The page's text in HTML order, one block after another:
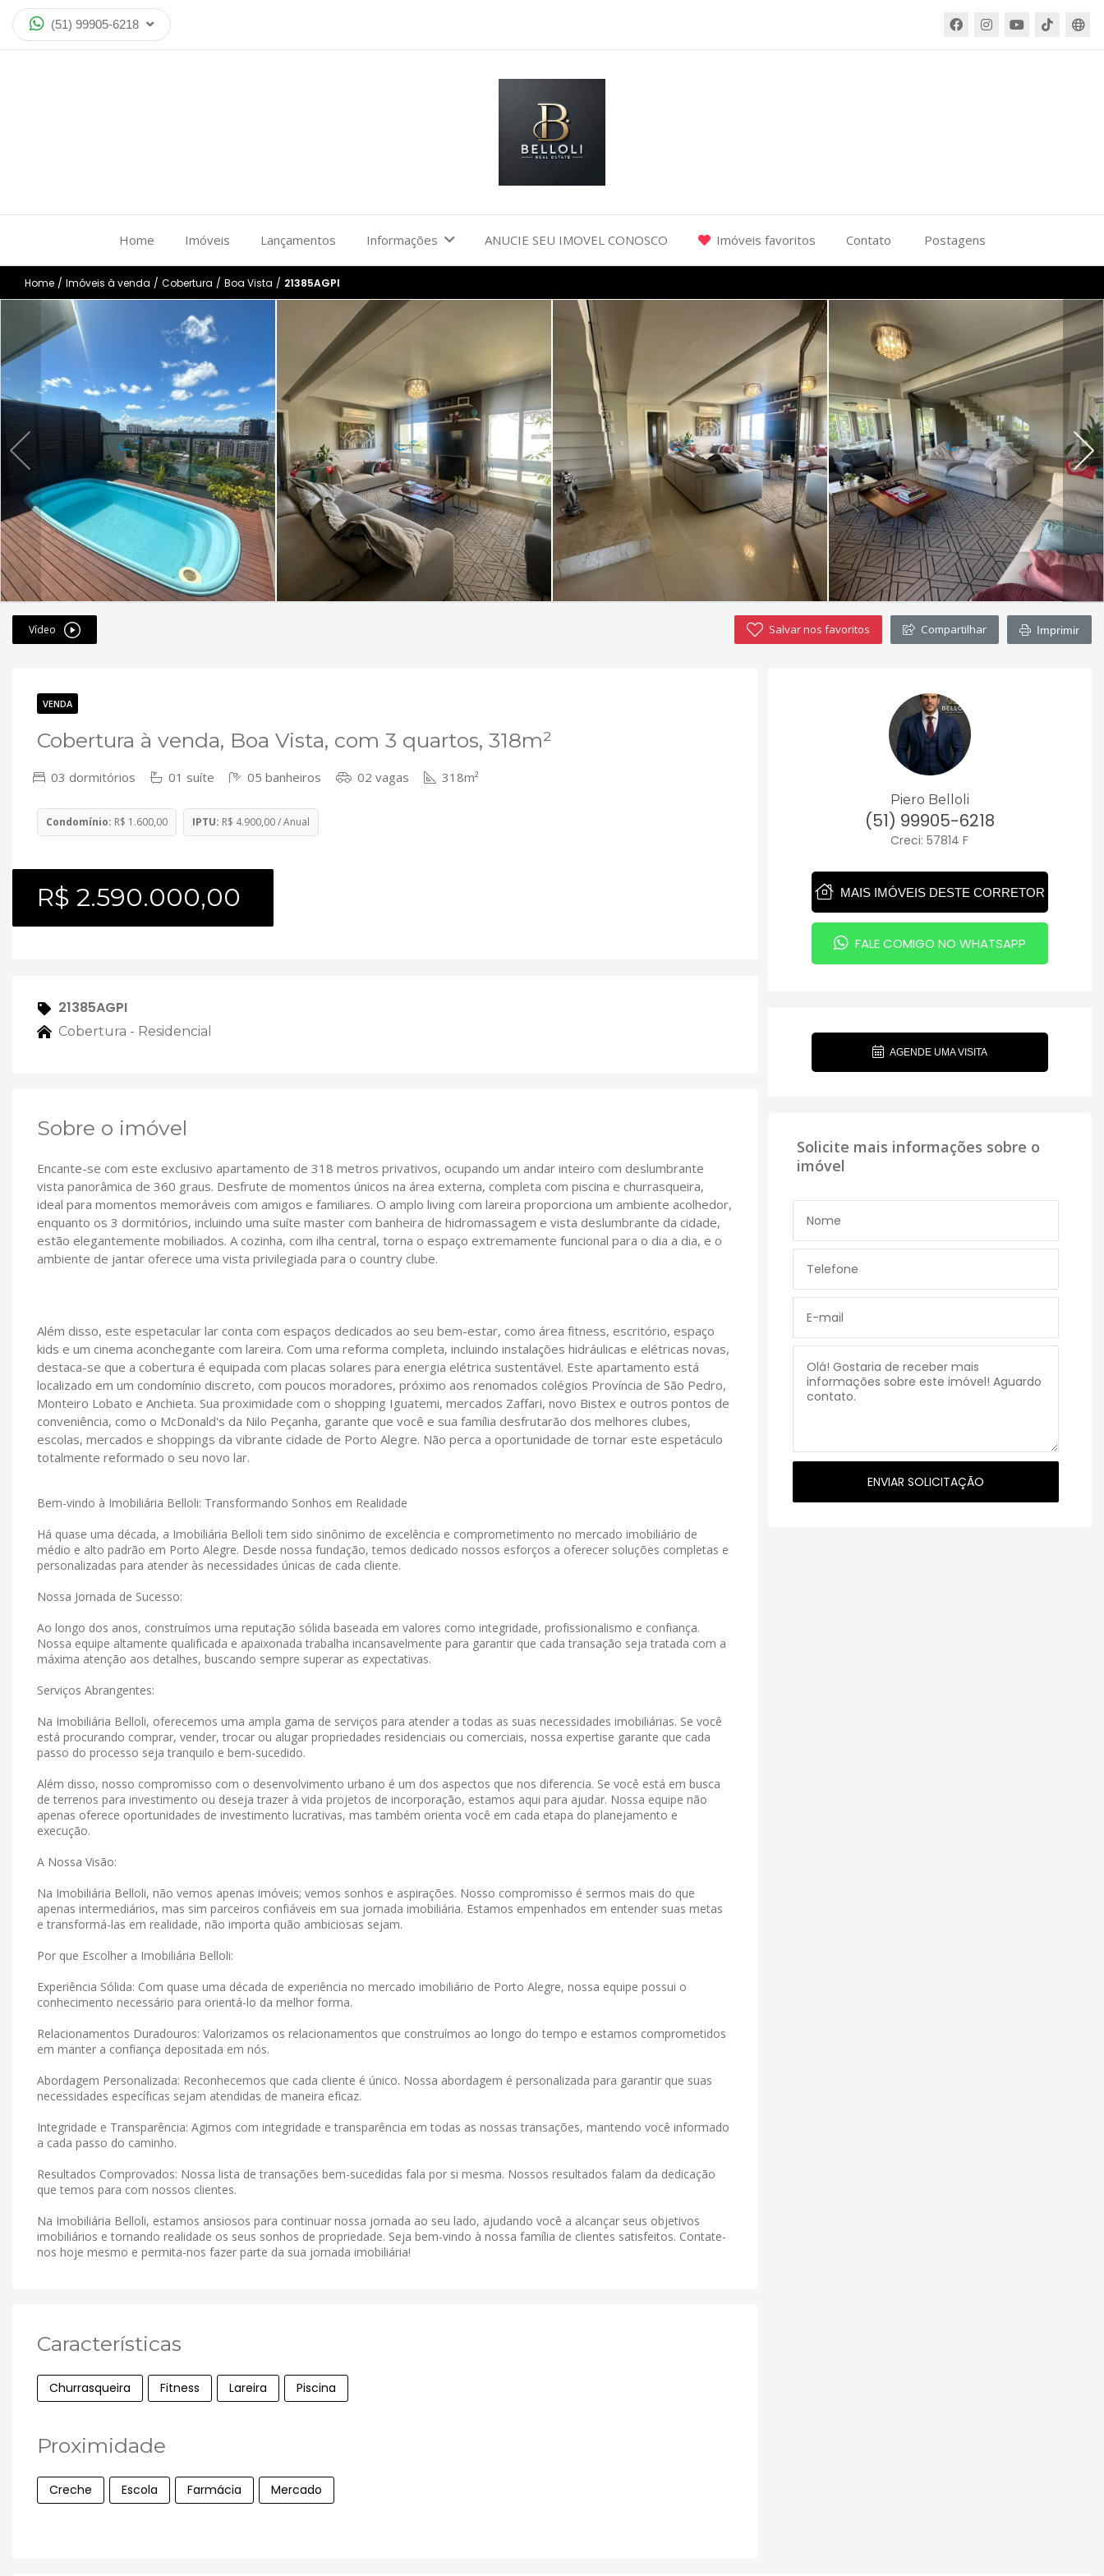
(51) 99905-6218
Home Imóveis Lançamentos Informações ANUCIE SEU IMOVEL CONOSCO Imóveis favoritos Contato Postagens
Home / Imóveis à venda / Cobertura / Boa Vista / 21385AGPI
Vídeo Salvar nos favoritos Compartilhar Imprimir
VENDA
Cobertura à venda, Boa Vista, com 3 quartos, 318m²
03 dormitórios 01 suíte 05 banheiros 02 vagas 318m²
Condomínio: R$ 1.600,00 IPTU: R$ 4.900,00 / Anual
R$ 2.590.000,00
21385AGPI
Cobertura - Residencial
Sobre o imóvel
Encante-se com este exclusivo apartamento de 318 metros privativos, ocupando um andar inteiro com deslumbrante
vista panorâmica de 360 graus. Desfrute de momentos únicos na área externa, completa com piscina e churrasqueira,
ideal para momentos memoráveis com amigos e familiares. O amplo living com lareira proporciona um ambiente acolhedor,
enquanto os 3 dormitórios, incluindo uma suíte master com banheira de hidromassagem e vista deslumbrante da cidade,
estão elegantemente mobiliados. A cozinha, com ilha central, torna o espaço extremamente funcional para o dia a dia, e o
ambiente de jantar oferece uma vista privilegiada para o country clube.
Além disso, este espetacular lar conta com espaços dedicados ao seu bem-estar, como área fitness, escritório, espaço
kids e um cinema aconchegante com lareira. Com uma reforma completa, incluindo instalações hidráulicas e elétricas novas,
destaca-se que a cobertura é equipada com placas solares para energia elétrica sustentável. Este apartamento está
localizado em um condomínio discreto, com poucos moradores, próximo aos renomados colégios Província de São Pedro,
Monteiro Lobato e Anchieta. Sua proximidade com o shopping Iguatemi, mercados Zaffari, novo Bistex e outros pontos de
conveniência, como o McDonald's da Nilo Peçanha, garante que você e sua família desfrutarão dos melhores clubes,
escolas, mercados e shoppings da vibrante cidade de Porto Alegre. Não perca a oportunidade de tornar este espetáculo
totalmente reformado o seu novo lar.
Bem-vindo à Imobiliária Belloli: Transformando Sonhos em Realidade
Há quase uma década, a Imobiliária Belloli tem sido sinônimo de excelência e comprometimento no mercado imobiliário de
médio e alto padrão em Porto Alegre. Desde nossa fundação, temos dedicado nossos esforços a oferecer soluções completas e
personalizadas para atender às necessidades únicas de cada cliente.
Nossa Jornada de Sucesso:
Ao longo dos anos, construímos uma reputação sólida baseada em valores como integridade, profissionalismo e confiança.
Nossa equipe altamente qualificada e apaixonada trabalha incansavelmente para garantir que cada transação seja tratada com a
máxima atenção aos detalhes, buscando sempre superar as expectativas.
Serviços Abrangentes:
Na Imobiliária Belloli, oferecemos uma ampla gama de serviços para atender a todas as suas necessidades imobiliárias. Se você
está procurando comprar, vender, trocar ou alugar propriedades residenciais ou comerciais, nossa expertise garante que cada
passo do processo seja tranquilo e bem-sucedido.
Além disso, nosso compromisso com o desenvolvimento urbano é um dos aspectos que nos diferencia. Se você está em busca
de terrenos para investimento ou deseja trazer à vida projetos de incorporação, estamos aqui para ajudar. Nossa equipe não
apenas oferece oportunidades de investimento lucrativas, mas também orienta você em cada etapa do planejamento e
execução.
A Nossa Visão:
Na Imobiliária Belloli, não vemos apenas imóveis; vemos sonhos e aspirações. Nosso compromisso é sermos mais do que
apenas intermediários, mas sim parceiros confiáveis ​​em sua jornada imobiliária. Estamos empenhados em entender suas metas
e transformá-las em realidade, não importa quão ambiciosas sejam.
Por que Escolher a Imobiliária Belloli:
Experiência Sólida: Com quase uma década de experiência no mercado imobiliário de Porto Alegre, nossa equipe possui o
conhecimento necessário para orientá-lo da melhor forma.
Relacionamentos Duradouros: Valorizamos os relacionamentos que construímos ao longo do tempo e estamos comprometidos
em manter a confiança depositada em nós.
Abordagem Personalizada: Reconhecemos que cada cliente é único. Nossa abordagem é personalizada para garantir que suas
necessidades específicas sejam atendidas de maneira eficaz.
Integridade e Transparência: Agimos com integridade e transparência em todas as nossas transações, mantendo você informado
a cada passo do caminho.
Resultados Comprovados: Nossa lista de transações bem-sucedidas fala por si mesma. Nossos resultados falam da dedicação
que temos para com nossos clientes.
Na Imobiliária Belloli, estamos ansiosos para continuar nossa jornada ao seu lado, ajudando você a alcançar seus objetivos
imobiliários e tornando realidade os seus sonhos de propriedade. Seja bem-vindo à nossa família de clientes satisfeitos. Contate-
nos hoje mesmo e permita-nos fazer parte da sua jornada imobiliária!
Características
Churrasqueira Fitness Lareira Piscina
Proximidade
Creche Escola Farmácia Mercado
Piero Belloli
(51) 99905-6218
Creci: 57814 F
MAIS IMÓVEIS DESTE CORRETOR
FALE COMIGO NO WHATSAPP
AGENDE UMA VISITA
Solicite mais informações sobre o
imóvel